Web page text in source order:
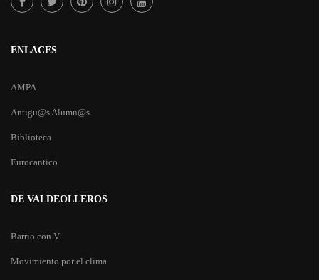
ENLACES
AMPA
Antigu@s Alumn@s
Biblioteca
Eurocantico
DE VALDEOLLEROS
Barrio con V
Movimiento por el clima